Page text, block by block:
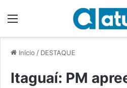
Início / DESTAQUE
Itaguaí: PM